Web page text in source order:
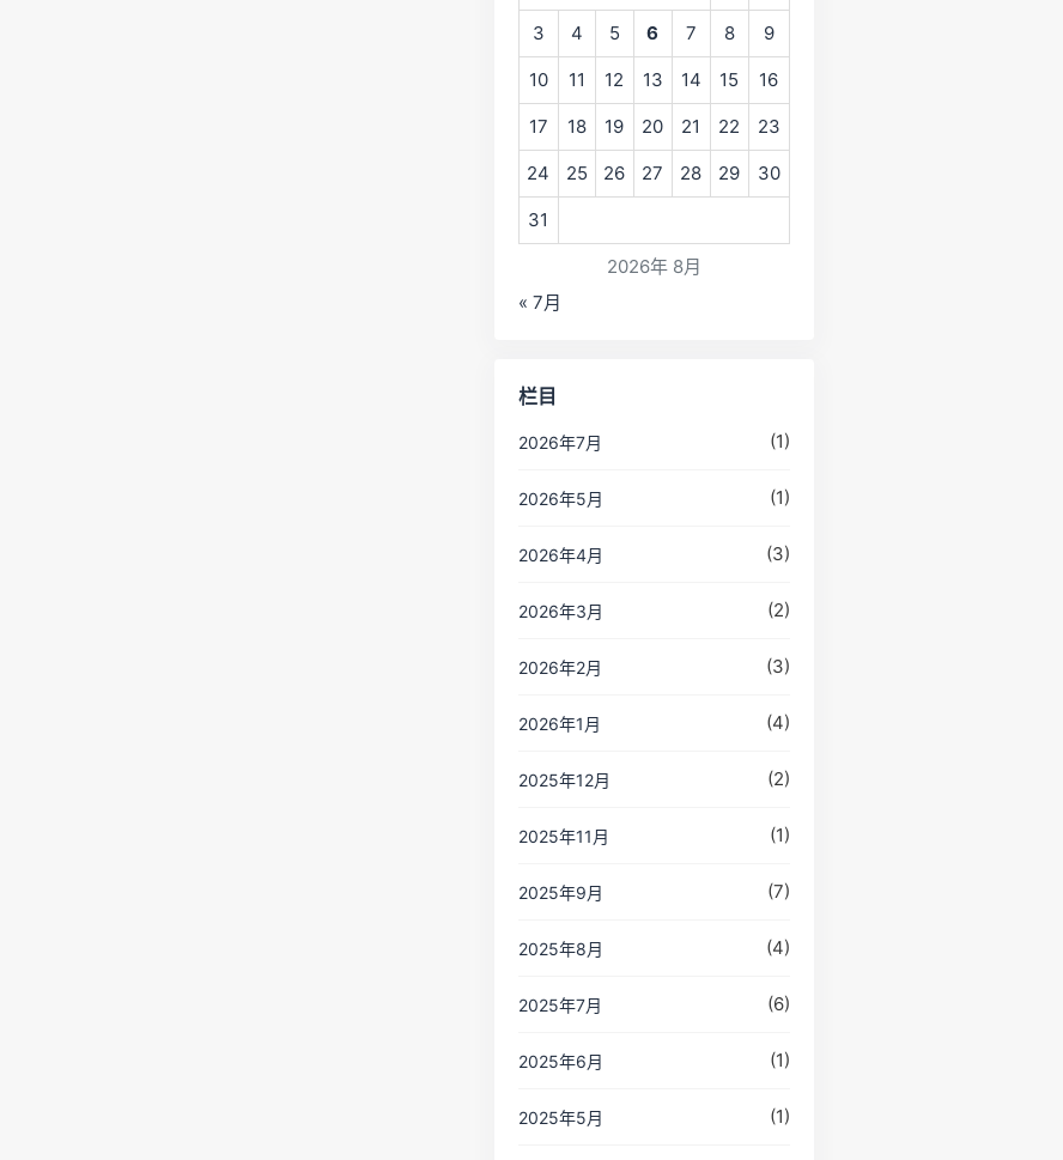
2026年 8月
3 4 5 6 7 8 9
10 11 12 13 14 15 16
17 18 19 20 21 22 23
24 25 26 27 28 29 30
31
« 7月
栏目
2026年7月 (1)
2026年5月 (1)
2026年4月 (3)
2026年3月 (2)
2026年2月 (3)
2026年1月 (4)
2025年12月 (2)
2025年11月 (1)
2025年9月 (7)
2025年8月 (4)
2025年7月 (6)
2025年6月 (1)
2025年5月 (1)